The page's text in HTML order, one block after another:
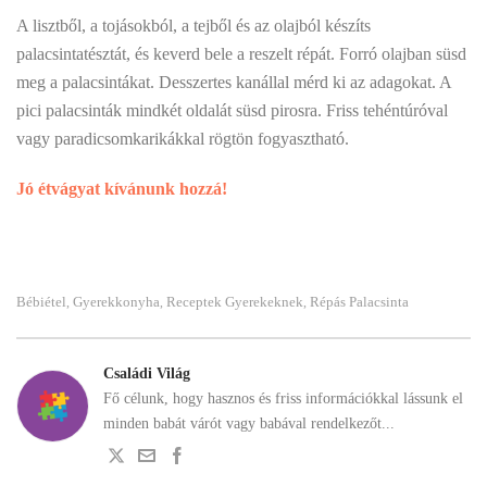
A lisztből, a tojásokból, a tejből és az olajból készíts
palacsintatésztát, és keverd bele a reszelt répát. Forró olajban süsd
meg a palacsintákat. Desszertes kanállal mérd ki az adagokat. A
pici palacsinták mindkét oldalát süsd pirosra. Friss tehéntúróval
vagy paradicsomkarikákkal rögtön fogyasztható.
Jó étvágyat kívánunk hozzá!
Bébiétel, Gyerekkonyha, Receptek Gyerekeknek, Répás Palacsinta
Családi Világ
Fő célunk, hogy hasznos és friss információkkal lássunk el
minden babát várót vagy babával rendelkezőt...